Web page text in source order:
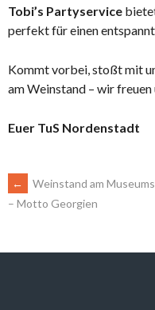
Tobi’s Partyservice
perfekt für einen
Kommt vorbei, stoßt mit
am Weinstand – wir freuen
Euer TuS Nordenstadt
ARTIKEL-
←
Weinstand am
– Motto Georgien